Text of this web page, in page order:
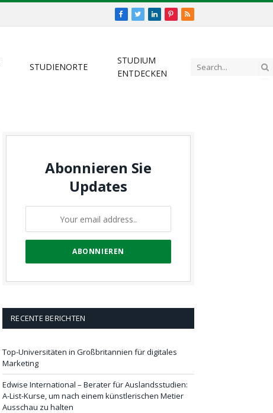
Facebook
TwitterLinkedInPinterest
RSS
STUDIENORTE
STUDIUM
ENTDECKEN
Abonnieren Sie
Updates
RECENTE BERICHTEN
Top-Universitäten in Großbritannien für digitales
Marketing
Edwise International – Berater für Auslandsstudien:
A-List-Kurse, um nach einem künstlerischen Metier
Ausschau zu halten